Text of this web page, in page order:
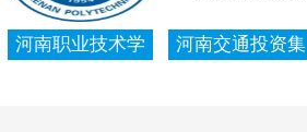
河南职业技术学
河南交通投资集